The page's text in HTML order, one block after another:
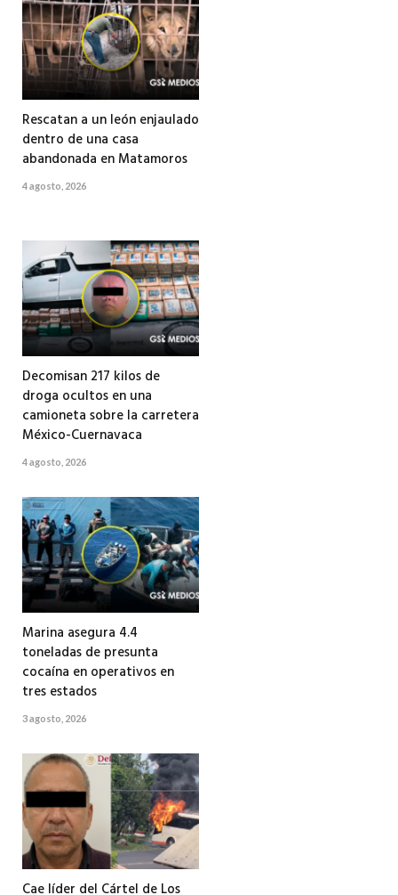
Rescatan a un león enjaulado
dentro de una casa
abandonada en Matamoros
4 agosto, 2026
Decomisan 217 kilos de
droga ocultos en una
camioneta sobre la carretera
México-Cuernavaca
4 agosto, 2026
Marina asegura 4.4
toneladas de presunta
cocaína en operativos en
tres estados
3 agosto, 2026
Cae líder del Cártel de Los